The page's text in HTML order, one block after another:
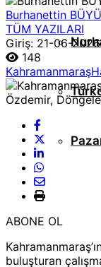
Burhanettin
TÜM YAZILARI
Giriş: 21-06-2026
148
Kahramanmaraş
ABONE OL
buluşturan